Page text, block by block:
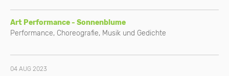
Art Performance - Sonnenblume
Performance, Choreografie, Musik und Gedichte
04 AUG 2023